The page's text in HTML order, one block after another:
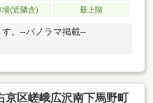
場(近隣含) 最上階
。--パノラマ掲載--
京区嵯峨広沢南下馬野町